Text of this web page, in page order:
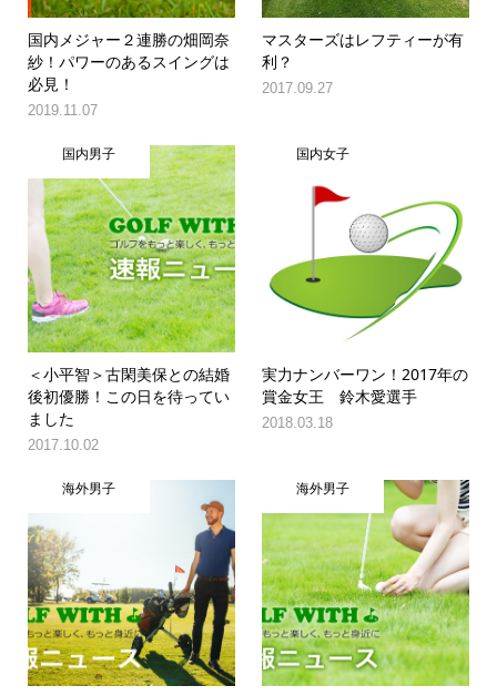
国内メジャー２連勝の畑岡奈
紗！パワーのあるスイングは
必見！
2019.11.07
マスターズはレフティーが有
利？
2017.09.27
国内男子
＜小平智＞古閑美保との結婚
後初優勝！この日を待ってい
ました
2017.10.02
国内女子
実力ナンバーワン！2017年の
賞金女王 鈴木愛選手
2018.03.18
海外男子 海外男子